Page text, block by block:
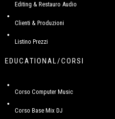
Editing & Restauro Audio
Clienti & Produzioni
Listino Prezzi
EDUCATIONAL/CORSI
Corso Computer Music
Corso Base Mix DJ